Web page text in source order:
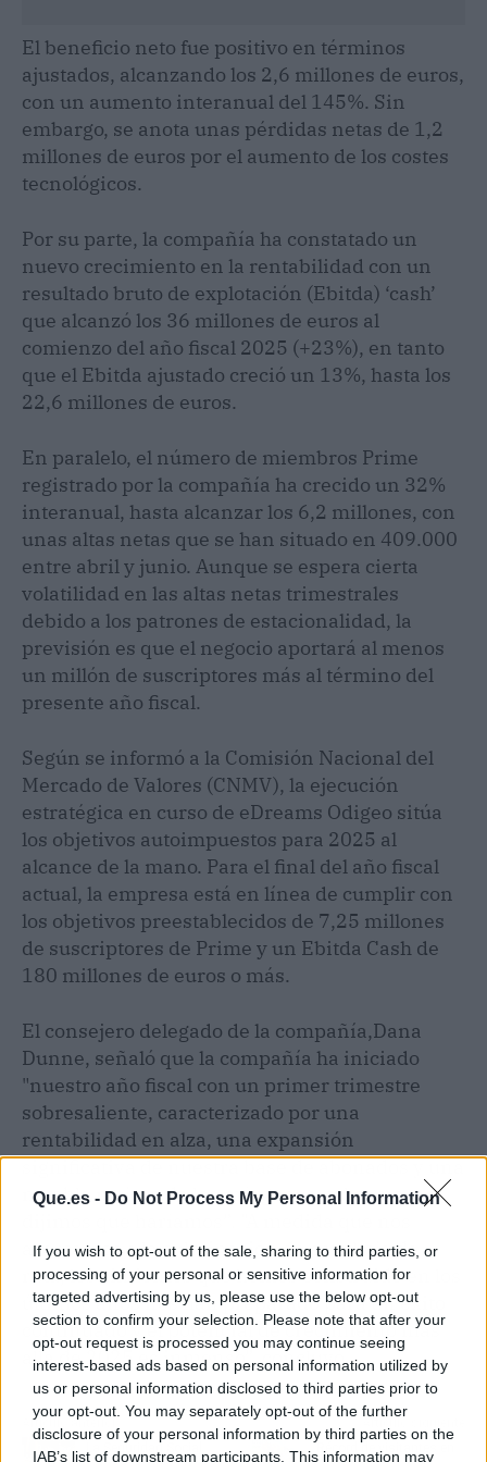
Que.es - Do Not Process My Personal Information
If you wish to opt-out of the sale, sharing to third parties, or
processing of your personal or sensitive information for
targeted advertising by us, please use the below opt-out
section to confirm your selection. Please note that after your
opt-out request is processed you may continue seeing
interest-based ads based on personal information utilized by
us or personal information disclosed to third parties prior to
your opt-out. You may separately opt-out of the further
disclosure of your personal information by third parties on the
IAB’s list of downstream participants. This information may
El beneficio neto fue positivo en términos
ajustados, alcanzando los 2,6 millones de euros,
con un aumento interanual del 145%. Sin
embargo, se anota unas pérdidas netas de 1,2
millones de euros por el aumento de los costes
tecnológicos.
Por su parte, la compañía ha constatado un
nuevo crecimiento en la rentabilidad con un
resultado bruto de explotación (Ebitda) ‘cash’
que alcanzó los 36 millones de euros al
comienzo del año fiscal 2025 (+23%), en tanto
que el Ebitda ajustado creció un 13%, hasta los
22,6 millones de euros.
En paralelo, el número de miembros Prime
registrado por la compañía ha crecido un 32%
interanual, hasta alcanzar los 6,2 millones, con
unas altas netas que se han situado en 409.000
entre abril y junio. Aunque se espera cierta
volatilidad en las altas netas trimestrales
debido a los patrones de estacionalidad, la
previsión es que el negocio aportará al menos
un millón de suscriptores más al término del
presente año fiscal.
Según se informó a la Comisión Nacional del
Mercado de Valores (CNMV), la ejecución
estratégica en curso de eDreams Odigeo sitúa
los objetivos autoimpuestos para 2025 al
alcance de la mano. Para el final del año fiscal
actual, la empresa está en línea de cumplir con
los objetivos preestablecidos de 7,25 millones
de suscriptores de Prime y un Ebitda Cash de
180 millones de euros o más.
El consejero delegado de la compañía,Dana
Dunne, señaló que la compañía ha iniciado
"nuestro año fiscal con un primer trimestre
sobresaliente, caracterizado por una
rentabilidad en alza, una expansión
significativa de nuestra base de abonados y una
notable mejora de los márgenes, tal como
acercamos a la culminación de esta hoja de
ruta, los cimientos que hemos construido en los
últimos años nos han preparado para un éxito
continuado y el potencial de crecimiento más
allá de 2025 es inmenso”, concluyó.
Artículo anterior
La Seguridad Social
Récord de visitantes en